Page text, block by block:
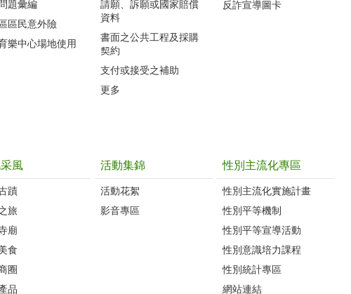
題彙編
區民意外險
樂中心場地使用
請願、訴願或國家賠償
資料
書面之公共工程及採購
契約
支付或接受之補助
更多
反詐宣導圖卡
風
蹟
旅
廟
食
圈
品
活動集錦
活動花絮
影音專區
性別主流化專區
性別主流化實施計畫
性別平等機制
性別平等宣導活動
性別意識培力課程
性別統計專區
網站連結